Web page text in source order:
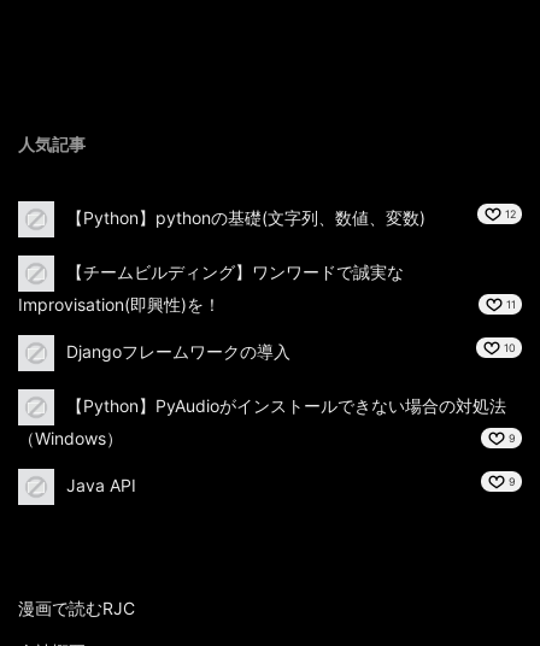
人気記事
【Python】pythonの基礎(文字列、数値、変数) 12
【チームビルディング】ワンワードで誠実な
Improvisation(即興性)を！
11
Djangoフレームワークの導入 10
【Python】PyAudioがインストールできない場合の対処法
（Windows）
9
Java API 9
漫画で読むRJC